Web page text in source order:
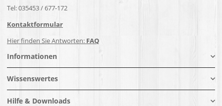
Tel: 035453 / 677-172
Kontaktformular
Hier finden Sie Antworten: FAQ
Informationen
Wissenswertes
Hilfe & Downloads